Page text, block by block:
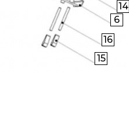
6
14
15
16